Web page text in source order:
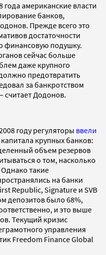
года американские власти
банков,
Прежде всего это
достаточности
финансовую подушку.
сейчас больше
даже крупного
предотвратить
за банкротством
считает Додонов.
году регуляторы ввели
крупных банков:
объем резервов
о том, насколько
такие
на банки
Republic, Signature и SVB
депозитов было 68%,
и это выше
Текущий кризис
управления
Freedom Finance Global